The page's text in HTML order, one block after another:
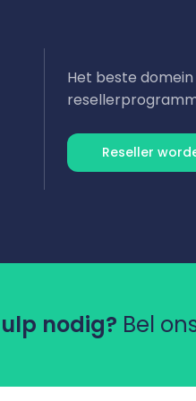
Het beste domein
Reseller
nodig? Bel